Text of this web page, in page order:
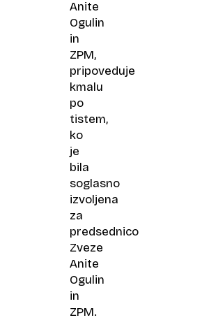
Anite
Ogulin
in
ZPM,
pripoveduje
kmalu
po
tistem,
ko
je
bila
soglasno
izvoljena
za
predsednico
Zveze
Anite
Ogulin
in
ZPM.